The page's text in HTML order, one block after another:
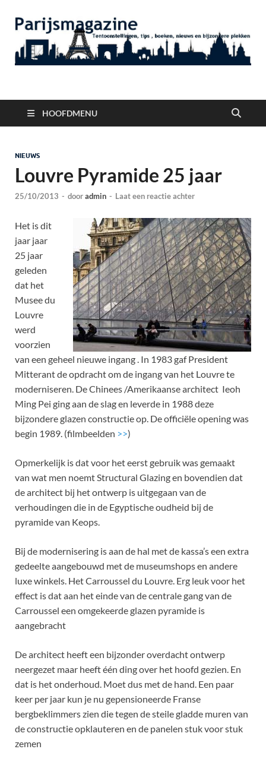
Parijsmagazine
HOOFDMENU
NIEUWS
Louvre Pyramide 25 jaar
25/10/2013 - dooradmin - Laat een reactie achter
Het is dit
jaar jaar
25 jaar
geleden
dat het
Musee du
Louvre
werd
voorzien
van een geheel nieuwe ingang . In 1983 gaf President
Mitterant de opdracht om de ingang van het Louvre te
moderniseren. De Chinees /Amerikaanse architect Ieoh
Ming Pei ging aan de slag en leverde in 1988 deze
bijzondere glazen constructie op. De officiële opening was
begin 1989. (filmbeelden >>)
Opmerkelijk is dat voor het eerst gebruik was gemaakt
van wat men noemt Structural Glazing en bovendien dat
de architect bij het ontwerp is uitgegaan van de
verhoudingen die in de Egyptische oudheid bij de
pyramide van Keops.
Bij de modernisering is aan de hal met de kassa’s een extra
gedeelte aangebouwd met de museumshops en andere
luxe winkels. Het Carroussel du Louvre. Erg leuk voor het
effect is dat aan het einde van de centrale gang van de
Carroussel een omgekeerde glazen pyramide is
aangebracht
De architect heeft een bijzonder overdacht ontwerp
neergezet maar heeft één ding over het hoofd gezien. En
dat is het onderhoud. Moet dus met de hand. Een paar
keer per jaar kun je nu gepensioneerde Franse
bergbeklimmers zien die tegen de steile gladde muren van
de constructie opklauteren en de panelen stuk voor stuk
zemen